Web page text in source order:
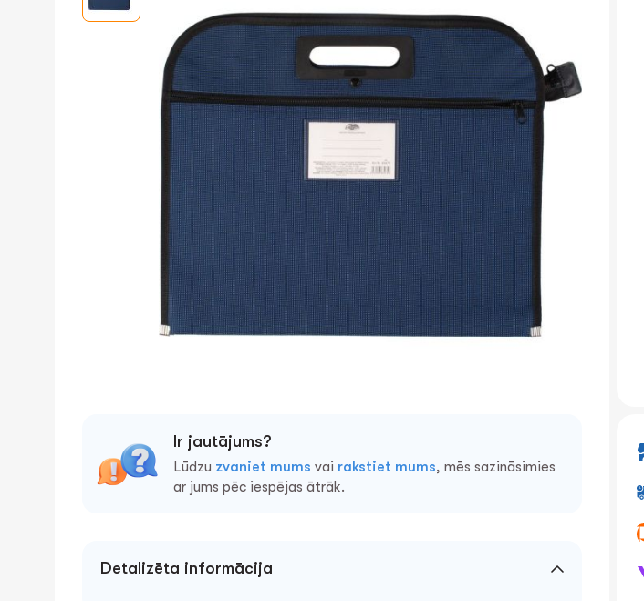
Ir jautājums?
Lūdzu zvaniet mums vai rakstiet mums, mēs sazināsimies
ar jums pēc iespējas ātrāk.
Detalizēta informācija